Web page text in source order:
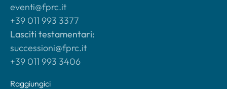
eventi@fprc.it
+39 011 993 3377
Lasciti testamentari:
successioni@fprc.it
+39 011 993 3406
Raggiungici